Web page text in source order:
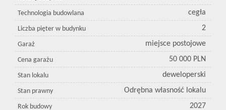
Technologia budowlana cegła
Liczba pięter w budynku 2
Garaż miejsce postojowe
Cena garażu 50 000 PLN
Stan lokalu deweloperski
Stan prawny Odrębna własność lokalu
Rok budowy 2027